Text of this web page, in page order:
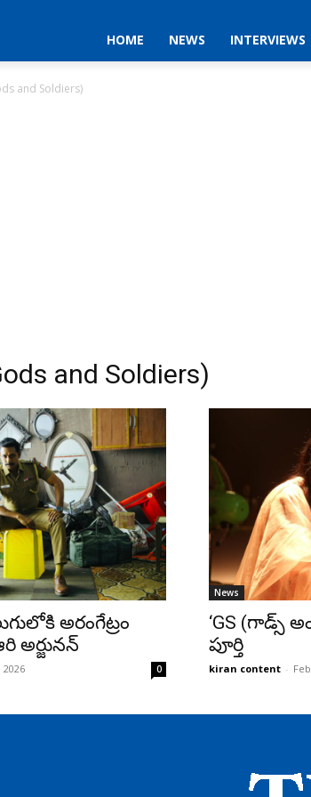
HOME NEWS INTERVIEWS
and Soldiers)
and Soldiers)
అరంగేట్రం
అర్జునన్
2026 0
News
‘GS (గాడ్స్
పూర్తి
kiran content -